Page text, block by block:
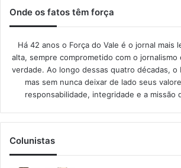
Onde os fatos têm força
Há 42 anos o Força do Vale é o jornal mais
alta, sempre comprometido com o jornalismo
verdade. Ao longo dessas quatro décadas, o
mas sem nunca deixar de lado seus
responsabilidade, integridade e a missão
Colunistas